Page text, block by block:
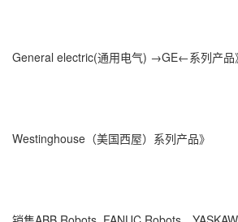
General electric(通用电气) →GE←系列产品
Westinghouse（美国西屋）系列产品》